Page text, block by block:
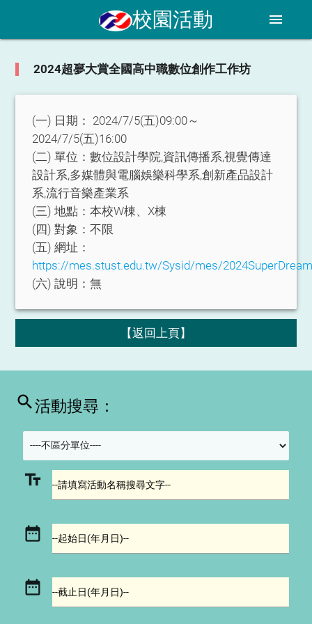
校園活動 menu
2024超夣大賞全國高中職數位創作工作坊
(一) 日期： 2024/7/5(五)09:00～
2024/7/5(五)16:00
(二) 單位：數位設計學院,資訊傳播系,視覺傳達
設計系,多媒體與電腦娛樂科學系,創新產品設計
系,流行音樂產業系
(三) 地點：本校W棟、X棟
(四) 對象：不限
(五) 網址：
https://mes.stust.edu.tw/Sysid/mes/
(六) 說明：無
【返回上頁】
search活動搜尋：
text_fields --請填寫活動名稱搜尋文字--
date_range --起始日(年月日)--
date_range --截止日(年月日)--